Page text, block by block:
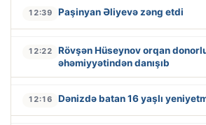
12:39 Paşinyan Əliyevə zəng etdi
12:22
Rövşən Hüseynov orqan
əhəmiyyətindən danışıb
12:16 Dənizdə batan 16 yaşlı